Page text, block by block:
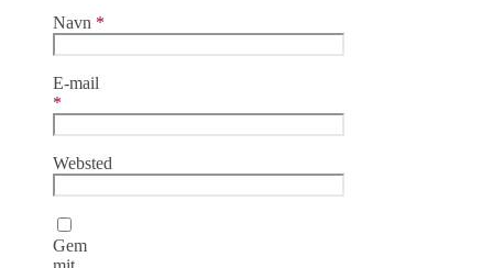
Navn *
E-mail
*
Websted
Gem